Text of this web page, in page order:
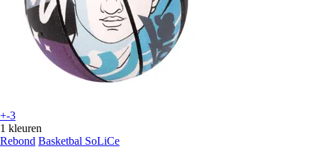
+-3
1 kleuren
Rebond Basketbal SoLiCe